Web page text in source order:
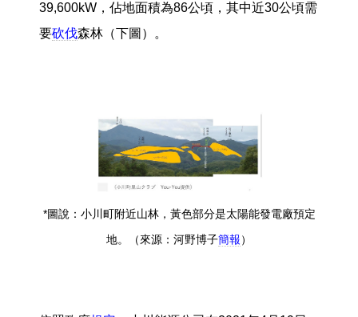
39,600kW，佔地面積為86公頃，其中近30公頃需
要砍伐森林（下圖）。
*圖說：小川町附近山林，黃色部分是太陽能發電廠預定
地。（來源：河野博子簡報）